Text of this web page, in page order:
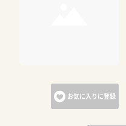
お気に入りに登録